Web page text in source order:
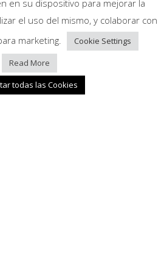
en su dispositivo para mejorar la
el uso del mismo, y colaborar con
marketing.
Cookie Settings
Read More
todas las Cookies
podemos ayudar?